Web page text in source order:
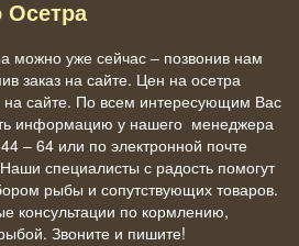
Осетра
можно уже сейчас – позвонив нам
заказ на сайте. Цен на осетра
на сайте. По всем интересующим Вас
информацию у нашего менеджера
– 64 или по электронной почте
специалисты с радость помогут
рыбы и сопутствующих товаров.
консультации по кормлению,
Звоните и пишите!